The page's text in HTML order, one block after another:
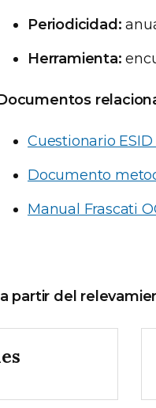
Periodicidad:
Herramienta:
Cuestionario
Documento
Manual Frascati
partir del